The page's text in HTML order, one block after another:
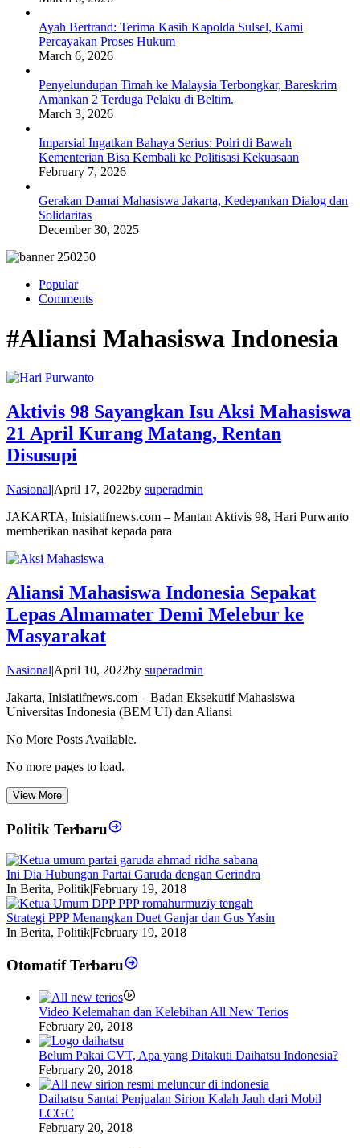
Ayah Bertrand: Terima Kasih Kapolda Sulsel, Kami
Percayakan Proses Hukum
March 6, 2026
Penyelundupan Timah ke Malaysia Terbongkar, Bareskrim
Amankan 2 Terduga Pelaku di Beltim.
March 3, 2026
Imparsial Ingatkan Bahaya Serius: Polri di Bawah
Kementerian Bisa Kembali ke Politisasi Kekuasaan
February 7, 2026
Gerakan Damai Mahasiswa Jakarta, Kedepankan Dialog dan
Solidaritas
December 30, 2025
Popular
Comments
#Aliansi Mahasiswa Indonesia
Aktivis 98 Sayangkan Isu Aksi Mahasiswa
21 April Kurang Matang, Rentan
Disusupi
Nasional|April 17, 2022by superadmin
JAKARTA, Inisiatifnews.com – Mantan Aktivis 98, Hari Purwanto
memberikan nasihat kepada para
Aliansi Mahasiswa Indonesia Sepakat
Lepas Almamater Demi Melebur ke
Masyarakat
Nasional|April 10, 2022by superadmin
Jakarta, Inisiatifnews.com – Badan Eksekutif Mahasiswa
Universitas Indonesia (BEM UI) dan Aliansi
No More Posts Available.
No more pages to load.
View More
Politik Terbaru
Ini Dia Hubungan Partai Garuda dengan Gerindra
In Berita, Politik|February 19, 2018
Strategi PPP Menangkan Duet Ganjar dan Gus Yasin
In Berita, Politik|February 19, 2018
Otomatif Terbaru
Video Kelemahan dan Kelebihan All New Terios
February 20, 2018
Belum Pakai CVT, Apa yang Ditakuti Daihatsu Indonesia?
February 20, 2018
Daihatsu Santai Penjualan Sirion Kalah Jauh dari Mobil
LCGC
February 20, 2018